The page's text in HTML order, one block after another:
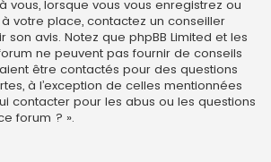
vous, lorsque vous vous enregistrez ou
votre place, contactez un conseiller
son avis. Notez que phpBB Limited et les
ne peuvent pas fournir de conseils
être contactés pour des questions
à l’exception de celles mentionnées
contacter pour les abus ou les questions
forum ? ».